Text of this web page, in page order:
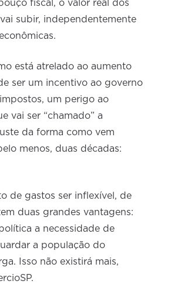
fiscal, o valor real dos
subir, independentemente
está atrelado ao aumento
ser um incentivo ao governo
um perigo ao
vai ser “chamado” a
da forma como vem
menos, duas décadas:
de gastos ser inflexível, de
duas grandes vantagens:
a necessidade de
a população do
Isso não existirá mais,